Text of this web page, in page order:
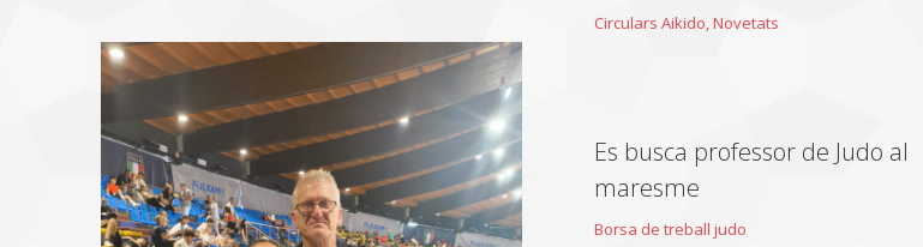
Circulars Aikido,Novetats
Es busca professor de Judo al
maresme
Borsa de treball judo